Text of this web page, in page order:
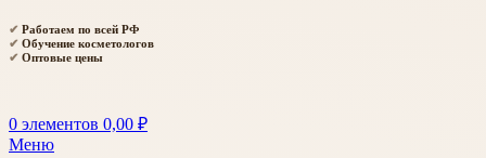
✔ Работаем по всей РФ
✔ Обучение косметологов
✔ Оптовые цены
0 элементов 0,00 ₽
Меню